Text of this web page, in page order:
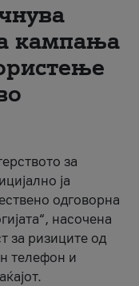
кампања
за
ја
одговорна
насочена
за ризиците од
телефон и